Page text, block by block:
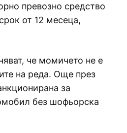
превозно средство
от 12 месеца,
че момичето не е
на реда. Още през
за
без шофьорска